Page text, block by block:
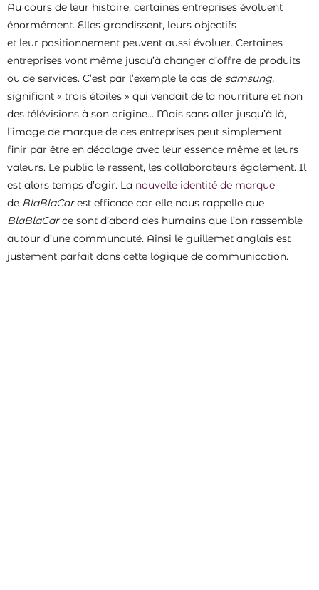
Au cours de leur histoire, certaines entreprises évoluent
énormément. Elles grandissent, leurs objectifs
et leur positionnement peuvent aussi évoluer. Certaines
entreprises vont même jusqu’à changer d’offre de produits
ou de services. C’est par l’exemple le cas de samsung,
signifiant « trois étoiles » qui vendait de la nourriture et non
des télévisions à son origine… Mais sans aller jusqu’à là,
l’image de marque de ces entreprises peut simplement
finir par être en décalage avec leur essence même et leurs
valeurs. Le public le ressent, les collaborateurs également. Il
est alors temps d’agir. La nouvelle identité de marque
de BlaBlaCarest efficace car elle nous rappelle que
BlaBlaCarce sont d’abord des humains que l’on rassemble
autour d’une communauté. Ainsi le guillemet anglais est
justement parfait dans cette logique de communication.